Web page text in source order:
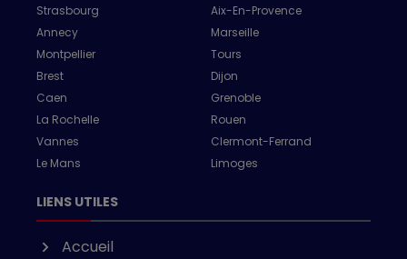
Strasbourg
Aix-En-Provence
Annecy
Marseille
Montpellier
Tours
Brest
Dijon
Caen
Grenoble
La Rochelle
Rouen
Vannes
Clermont-Ferrand
Le Mans
Limoges
LIENS UTILES
Accueil